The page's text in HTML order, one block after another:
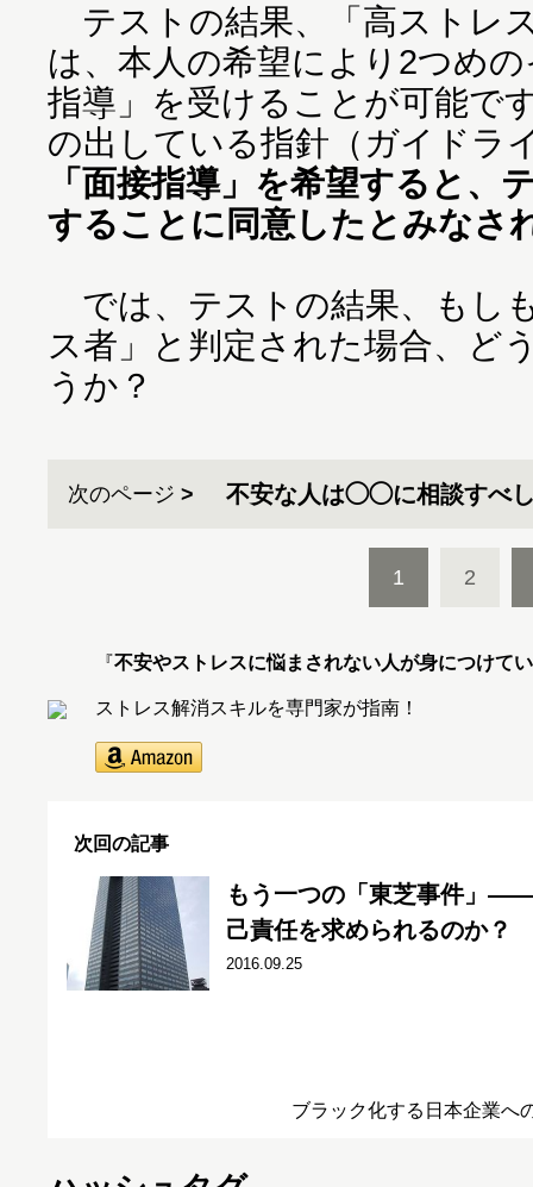
テストの結果、「高ストレ
は、本人の希望により2つめ
指導」を受けることが可能で
の出している指針（ガイドラ
「面接指導」を希望すると、
することに同意したとみなさ
では、テストの結果、もし
ス者」と判定された場合、ど
うか？
次のページ 不安な人は◯◯に相談すべ
1 2
『不安やストレスに悩まされない人が身につけて
ストレス解消スキルを専門家が指南！
次回の記事
もう一つの「東芝事件」
己責任を求められるのか？
2016.09.25
ブラック化する日本企業へ